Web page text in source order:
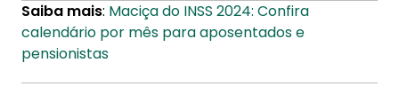
Saiba mais: Maciça do INSS 2024: Confira
calendário por mês para aposentados e
pensionistas